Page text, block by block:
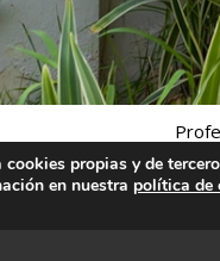
propias y de
en nuestra política de